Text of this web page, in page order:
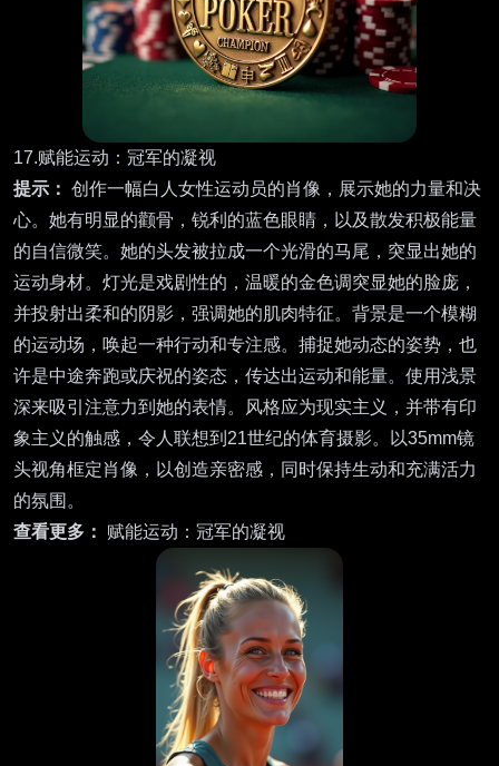
17.赋能运动：冠军的凝视
提示： 创作一幅白人女性运动员的肖像，展示她的力量和决
心。她有明显的颧骨，锐利的蓝色眼睛，以及散发积极能量
的自信微笑。她的头发被拉成一个光滑的马尾，突显出她的
运动身材。灯光是戏剧性的，温暖的金色调突显她的脸庞，
并投射出柔和的阴影，强调她的肌肉特征。背景是一个模糊
的运动场，唤起一种行动和专注感。捕捉她动态的姿势，也
许是中途奔跑或庆祝的姿态，传达出运动和能量。使用浅景
深来吸引注意力到她的表情。风格应为现实主义，并带有印
象主义的触感，令人联想到21世纪的体育摄影。以35mm镜
头视角框定肖像，以创造亲密感，同时保持生动和充满活力
的氛围。
查看更多：
赋能运动：冠军的凝视